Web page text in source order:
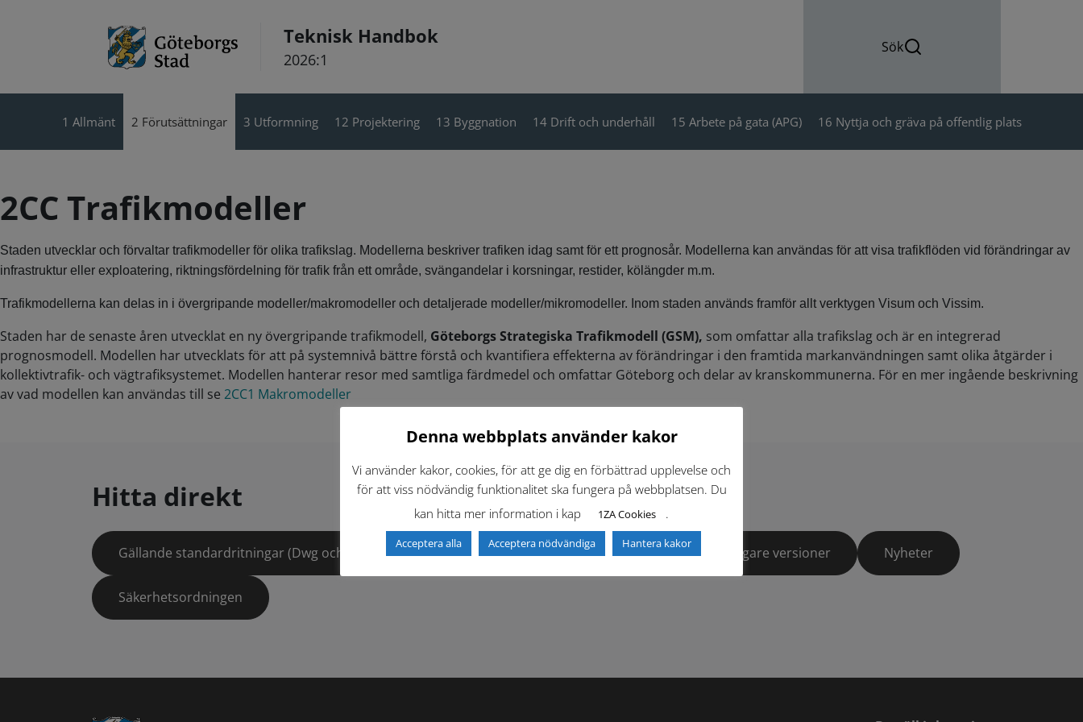
Teknisk Handbok
2026:1
Sök
1 Allmänt 2 Förutsättningar 3 Utformning 12 Projektering 13 Byggnation 14 Drift och underhåll 15 Arbete på gata (APG) 16 Nyttja och gräva på offentlig plats
2CC Trafikmodeller
Staden utvecklar och förvaltar trafikmodeller för olika trafikslag. Modellerna beskriver trafiken idag samt för ett prognosår. Modellerna kan användas för att visa trafikflöden vid förändringar av
infrastruktur eller exploatering, riktningsfördelning för trafik från ett område, svängandelar i korsningar, restider, kölängder m.m.
Trafikmodellerna kan delas in i övergripande modeller/makromodeller och detaljerade modeller/mikromodeller. Inom staden används framför allt verktygen Visum och Vissim.
Staden har de senaste åren utvecklat en ny övergripande trafikmodell, Göteborgs Strategiska Trafikmodell (GSM), som omfattar alla trafikslag och är en integrerad
prognosmodell. Modellen har utvecklats för att på systemnivå bättre förstå och kvantifiera effekterna av förändringar i den framtida markanvändningen samt olika åtgärder i
kollektivtrafik- och vägtrafiksystemet. Modellen hanterar resor med samtliga färdmedel och omfattar Göteborg och delar av kranskommunerna. För en mer ingående beskrivning
av vad modellen kan användas till se 2CC1 Makromodeller
Hitta direkt
Gällande standardritningar (Dwg och pdf) Dokumentbibliotek Kontaktlista Tidigare versioner Nyheter
Säkerhetsordningen
Denna webbplats använder kakor
Vi använder kakor, cookies, för att ge dig en förbättrad upplevelse och
för att viss nödvändig funktionalitet ska fungera på webbplatsen. Du
kan hitta mer information i kap
1ZA Cookies .
Acceptera alla Acceptera nödvändiga Hantera kakor